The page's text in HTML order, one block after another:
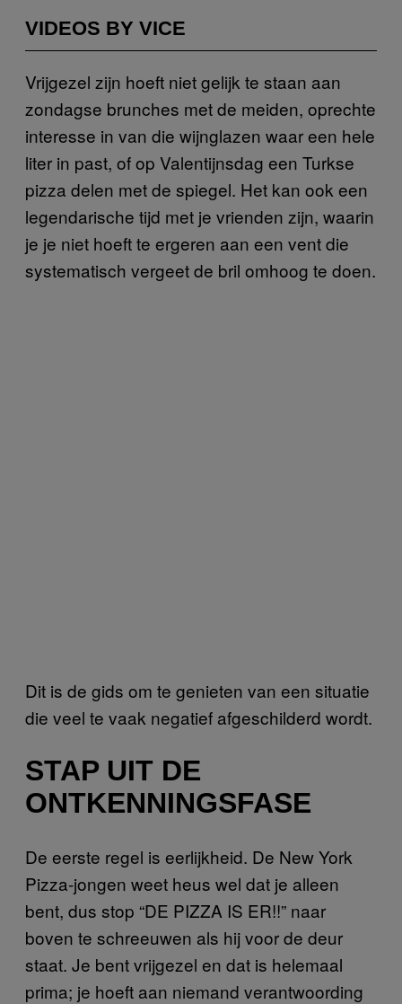
VIDEOS BY VICE
Vrijgezel zijn hoeft niet gelijk te staan aan
zondagse brunches met de meiden, oprechte
interesse in van die wijnglazen waar een hele
liter in past, of op Valentijnsdag een Turkse
pizza delen met de spiegel. Het kan ook een
legendarische tijd met je vrienden zijn, waarin
je je niet hoeft te ergeren aan een vent die
systematisch vergeet de bril omhoog te doen.
Dit is de gids om te genieten van een situatie
die veel te vaak negatief afgeschilderd wordt.
STAP UIT DE
ONTKENNINGSFASE
De eerste regel is eerlijkheid. De New York
Pizza-jongen weet heus wel dat je alleen
bent, dus stop “DE PIZZA IS ER!!” naar
boven te schreeuwen als hij voor de deur
staat. Je bent vrijgezel en dat is helemaal
prima; je hoeft aan niemand verantwoording